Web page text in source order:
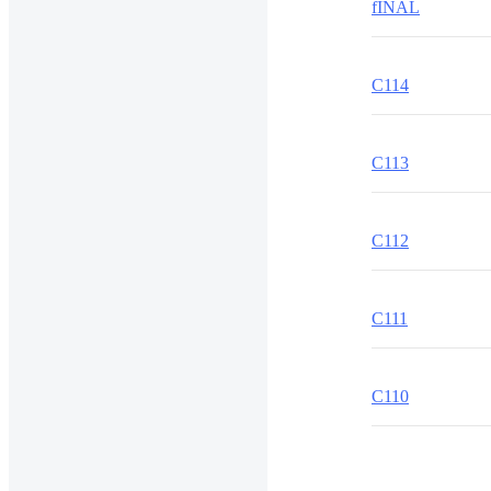
fINAL
C114
C113
C112
C111
C110